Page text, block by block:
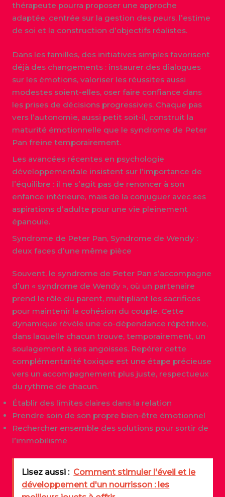
thérapeute pourra proposer une approche
adaptée, centrée sur la gestion des peurs, l’estime
de soi et la construction d’objectifs réalistes.
Dans les familles, des initiatives simples favorisent
déjà des changements : instaurer des dialogues
sur les émotions, valoriser les réussites aussi
modestes soient-elles, oser faire confiance dans
les prises de décisions progressives. Chaque pas
vers l’autonomie, aussi petit soit-il, construit la
maturité émotionnelle que le syndrome de Peter
Pan freine temporairement.
Les avancées récentes en psychologie
développementale insistent sur l’importance de
l’équilibre : il ne s’agit pas de renoncer à son
enfance intérieure, mais de la conjuguer avec ses
aspirations d’adulte pour une vie pleinement
épanouie.
Syndrome de Peter Pan, Syndrome de Wendy :
deux faces d’une même pièce
Souvent, le syndrome de Peter Pan s’accompagne
d’un « syndrome de Wendy », où un partenaire
prend le rôle du parent, multipliant les sacrifices
pour maintenir la cohésion du couple. Cette
dynamique révèle une co-dépendance répétitive,
dans laquelle chacun trouve, temporairement, un
soulagement à ses angoisses. Repérer cette
complémentarité toxique est une étape précieuse
vers un accompagnement plus juste, respectueux
du rythme de chacun.
Établir des limites claires dans la relation
Prendre soin de son propre bien-être émotionnel
Rechercher ensemble des solutions pour sortir de
l’immobilisme
Lisez aussi : ​Comment stimuler l'éveil et le
développement d'un nourrisson : les